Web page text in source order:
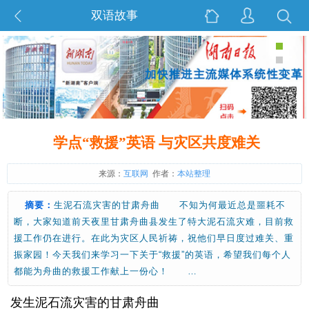
双语故事
学点“救援”英语 与灾区共度难关
来源： 互联网 作者： 本站整理
摘要： 生泥石流灾害的甘肃舟曲 不知为何最近总是噩耗不
断，大家知道前天夜里甘肃舟曲县发生了特大泥石流灾难，目前救
援工作仍在进行。在此为灾区人民祈祷，祝他们早日度过难关、重
振家园！今天我们来学习一下关于“救援”的英语，希望我们每个人
都能为舟曲的救援工作献上一份心！ …
发生泥石流灾害的甘肃舟曲